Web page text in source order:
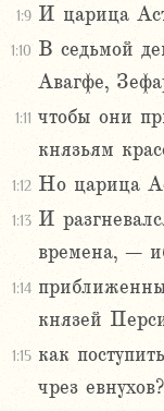
1:9 И царица
1:10 В седьмой
Авагфе,
1:11 чтобы они
князьям
1:12 Но царица
1:13 И
времена, –
1:14
князей
1:15 как
чрез евнухов?